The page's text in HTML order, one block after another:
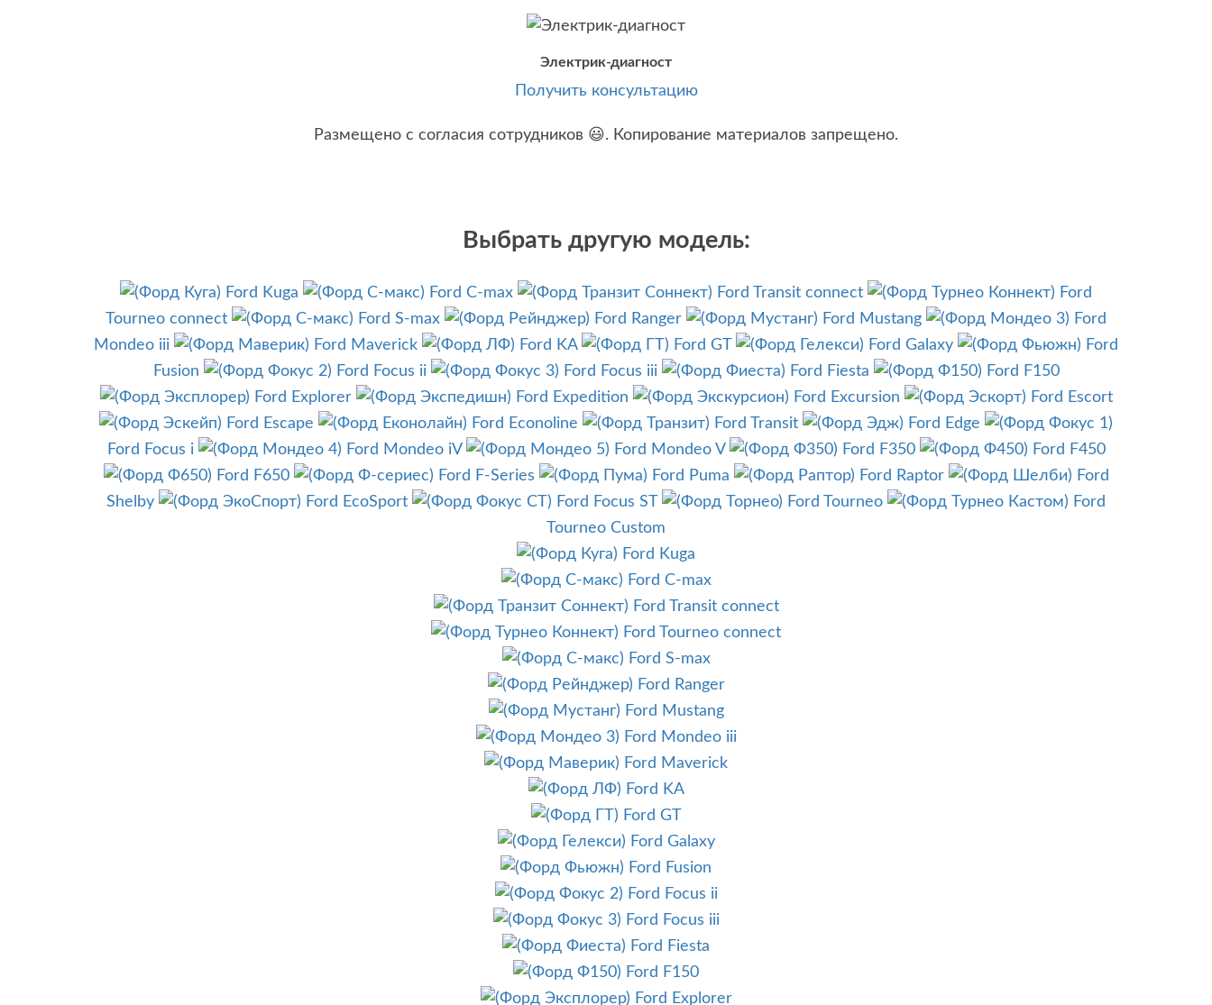
Электрик-диагност
Получить консультацию
Выбрать другую модель:
Ford Kuga Ford C-max Ford Transit connect
Ford
Tourneo connect
Ford S-max Ford Ranger Ford Mustang
Ford
Mondeo iii
Ford Maverick Ford KA Ford GT Ford Galaxy
Ford
Fusion
Ford Focus ii Ford Focus iii Ford Fiesta
Ford F150
Ford Explorer
Ford Expedition Ford Excursion
Ford Escort
Ford Escape
Ford Econoline Ford Transit
Ford Edge
Ford Focus i
Ford Mondeo iV Ford Mondeo V Ford F350
Ford F450
Ford F650
Ford F-Series Ford Puma Ford Raptor
Ford
Shelby
Ford EcoSport Ford Focus ST Ford Tourneo
Ford
Tourneo Custom
Ford Kuga
Ford C-max
Ford Transit connect
Ford Tourneo connect
Ford S-max
Ford Ranger
Ford Mustang
Ford Mondeo iii
Ford Maverick
Ford KA
Ford GT
Ford Galaxy
Ford Fusion
Ford Focus ii
Ford Focus iii
Ford Fiesta
Ford F150
Ford Explorer